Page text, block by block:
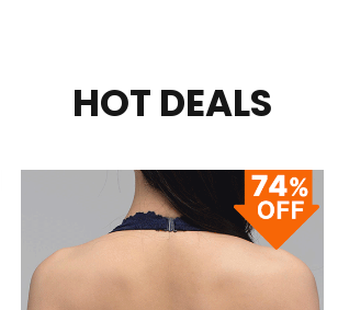
HOT DEALS